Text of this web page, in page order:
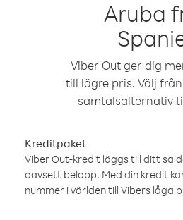
Aruba
Viber Out ger dig
till lägre pris. Välj
samtalsalternativ
Kreditpaket
Viber Out-kredit läggs till ditt
oavsett belopp. Med din kredit
nummer i världen till Vibers låga